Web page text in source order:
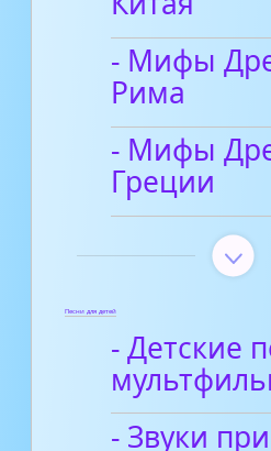
- Мифы
Рима
- Мифы
Греции
Песни для детей
- Детские
- Звуки